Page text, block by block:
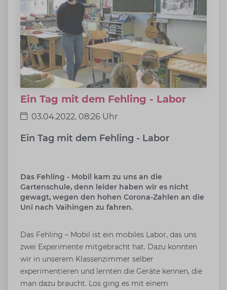
Ein Tag mit dem Fehling - Labor
03.04.2022, 08:26 Uhr
Ein Tag mit dem Fehling - Labor
Das Fehling - Mobil kam zu uns an die
Gartenschule, denn leider haben wir es nicht
gewagt, wegen den hohen Corona-Zahlen an die
Uni nach Vaihingen zu fahren.
Das Fehling – Mobil ist ein mobiles Labor, das uns
zwei Experimente mitgebracht hat. Dazu konnten
wir in unserem Klassenzimmer selber
experimentieren und lernten die Geräte kennen, die
man dazu braucht. Los ging es mit einem